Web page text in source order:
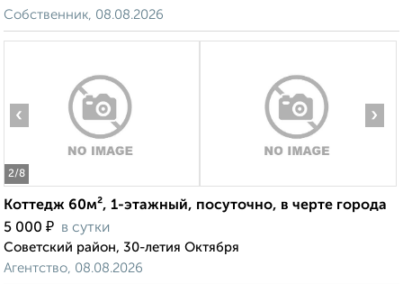
Собственник, 08.08.2026
2/8
‹ ›
Коттедж 60м², 1-этажный, посуточно, в черте города
5 000 ₽ в сутки
Советский район, 30-летия Октября
Агентство, 08.08.2026